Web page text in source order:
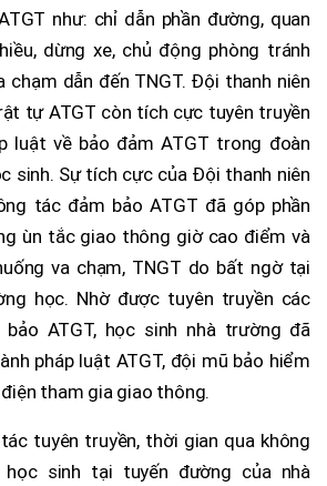
như: chỉ dẫn phần đường, quan
dừng xe, chủ động phòng tránh
chạm dẫn đến TNGT. Đội thanh niên
tự ATGT còn tích cực tuyên truyền
luật về bảo đảm ATGT trong đoàn
sinh. Sự tích cực của Đội thanh niên
tác đảm bảo ATGT đã góp phần
ùn tắc giao thông giờ cao điểm và
va chạm, TNGT do bất ngờ tại
học. Nhờ được tuyên truyền các
ATGT, học sinh nhà trường đã
pháp luật ATGT, đội mũ bảo hiểm
tham gia giao thông.
tuyên truyền, thời gian qua không
sinh tại tuyến đường của nhà